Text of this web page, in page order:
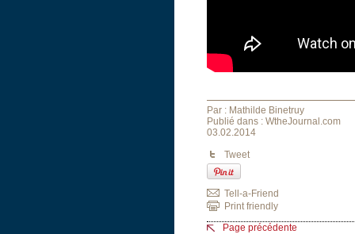
Par : Mathilde Binetruy
Publié dans : WtheJournal.com
03.02.2014
Tweet
Tell-a-Friend
Print friendly
Page précédente